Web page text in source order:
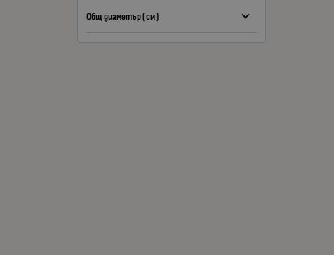
Общ диаметър ( см )